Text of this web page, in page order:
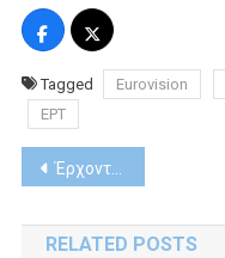
Tagged Eurovision
ΕΡΤ
Post
navigation
Έρχονται τα «Παιχνίδια Εκδίκησης» στις 20 Ιανουαρίου στον ΑΝΤ1
RELATED POSTS